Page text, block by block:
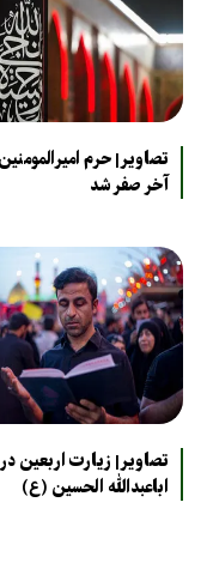
تصاویر| حرم
آخر صفر شد
تصاویر| زیارت اربعین
اباعبدالله الحسین (ع)